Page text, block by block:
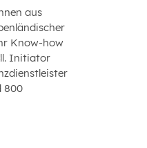
aus
Know-how
Initiator
800